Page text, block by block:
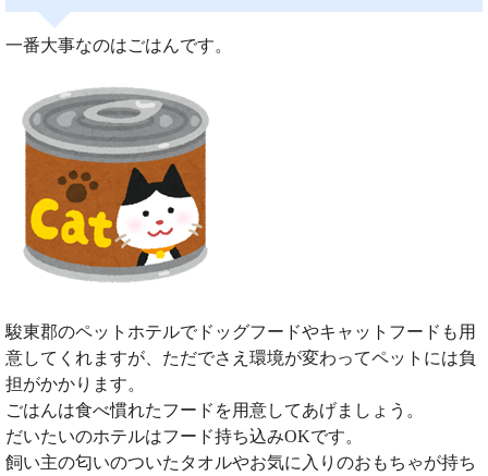
一番大事なのはごはんです。
駿東郡のペットホテルでドッグフードやキャットフードも用
意してくれますが、ただでさえ環境が変わってペットには負
担がかかります。
ごはんは食べ慣れたフードを用意してあげましょう。
だいたいのホテルはフード持ち込みOKです。
飼い主の匂いのついたタオルやお気に入りのおもちゃが持ち